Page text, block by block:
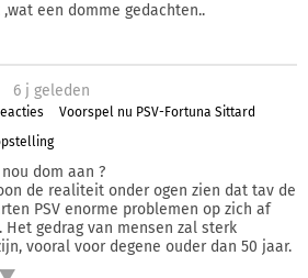
een domme gedachten..
6 j geleden
Voorspel nu PSV-Fortuna Sittard
dom aan ?
de realiteit onder ogen zien dat tav de
PSV enorme problemen op zich af
Het gedrag van mensen zal sterk
vooral voor degene ouder dan 50 jaar.